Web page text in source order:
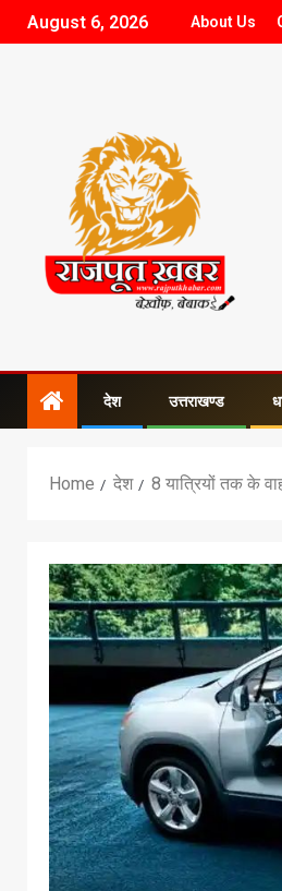
August 6, 2026 About Us
देश उत्तराखण्ड
Home देश 8 यात्रियों तक के